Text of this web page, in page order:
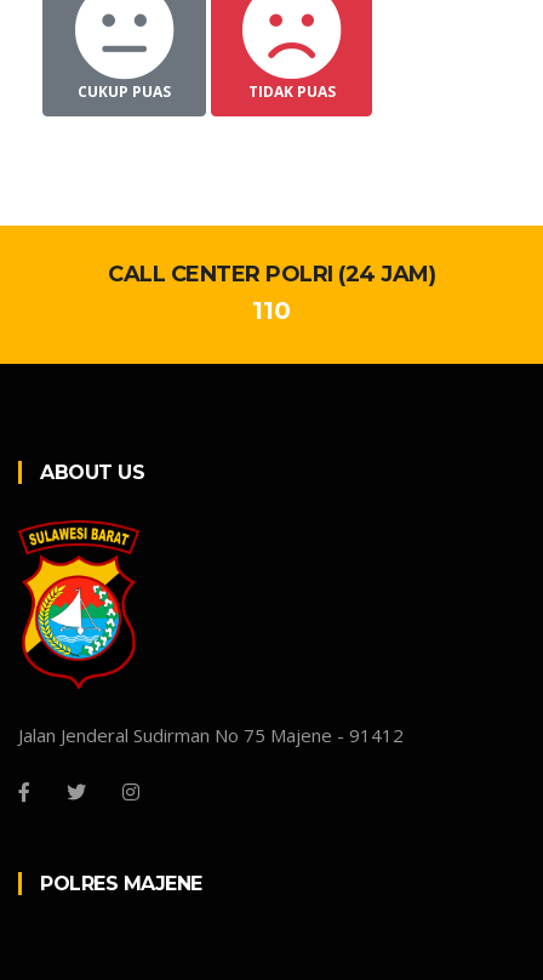
CUKUP PUAS TIDAK PUAS
CALL CENTER POLRI (24 JAM)
110
ABOUT US
Jalan Jenderal Sudirman No 75 Majene - 91412
POLRES MAJENE